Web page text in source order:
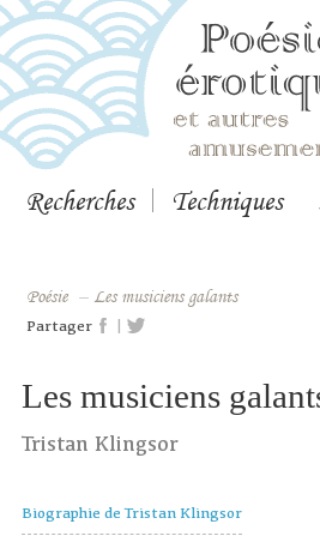
Recherches Techniques
Poésie – Les musiciens galants
Partager |
Les musiciens
Tristan Klingsor
Biographie de Tristan Klingsor